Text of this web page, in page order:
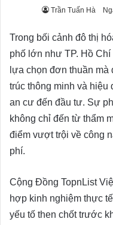
Trần Tuấn Hà
Trong bối cảnh đô thị
phố lớn như TP. Hồ
lựa chọn đơn thuần mà
trúc thông minh và
an cư đến đầu tư. Sự
không chỉ đến từ thẩm
điểm vượt trội về công
phí.
Cộng Đồng TopnList
hợp kinh nghiệm thực
yếu tố then chốt trước